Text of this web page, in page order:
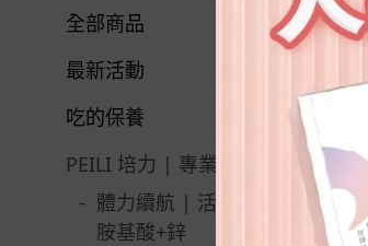
全部商品
最新活動
父親節限定 | 指定商品$88
薈舒芙現折$200 | 搭配PEI
LI培力系列
吃的保養
PEILI 培力 | 專業進階保養
- 體力續航 | 活力能量
胺基酸+鋅